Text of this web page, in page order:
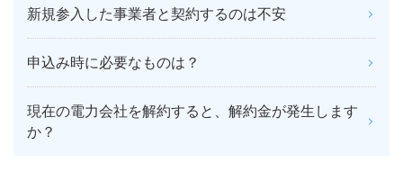
新規参入した事業者と契約するのは不安
申込み時に必要なものは？
現在の電力会社を解約すると、解約金が発生します
か？